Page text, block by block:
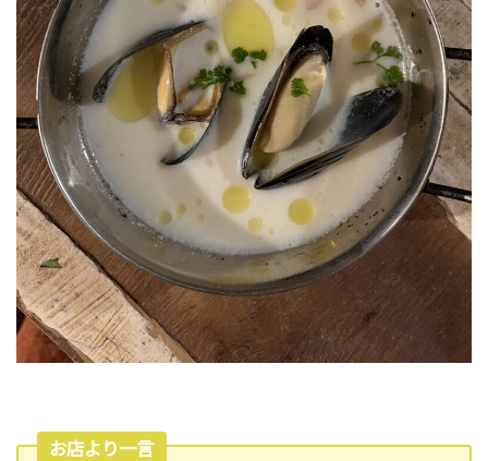
お店より一言